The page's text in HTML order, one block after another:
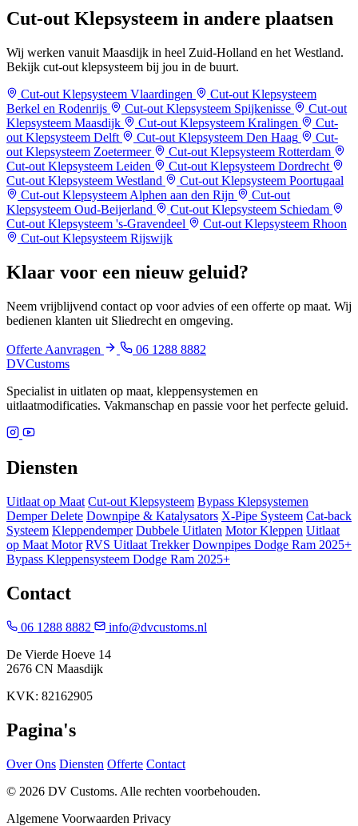
Cut-out Klepsysteem in andere plaatsen
Wij werken vanuit Maasdijk in heel Zuid-Holland en het Westland.
Bekijk cut-out klepsysteem bij jou in de buurt.
Cut-out Klepsysteem Vlaardingen
Cut-out Klepsysteem
Berkel en Rodenrijs
Cut-out Klepsysteem Spijkenisse
Cut-out
Klepsysteem Maasdijk
Cut-out Klepsysteem Kralingen
Cut-
out Klepsysteem Delft
Cut-out Klepsysteem Den Haag
Cut-
out Klepsysteem Zoetermeer
Cut-out Klepsysteem Rotterdam
Cut-out Klepsysteem Leiden
Cut-out Klepsysteem Dordrecht
Cut-out Klepsysteem Westland
Cut-out Klepsysteem Poortugaal
Cut-out Klepsysteem Alphen aan den Rijn
Cut-out
Klepsysteem Oud-Beijerland
Cut-out Klepsysteem Schiedam
Cut-out Klepsysteem 's-Gravendeel
Cut-out Klepsysteem Rhoon
Cut-out Klepsysteem Rijswijk
Klaar voor een nieuw geluid?
Neem vrijblijvend contact op voor advies of een offerte op maat. Wij
bedienen klanten uit Sliedrecht en omgeving.
Offerte Aanvragen
06 1288 8882
DVCustoms
Specialist in uitlaten op maat, kleppensystemen en
uitlaatmodificaties. Vakmanschap en passie voor het perfecte geluid.
Diensten
Uitlaat op Maat Cut-out Klepsysteem Bypass Klepsystemen
Demper Delete Downpipe & Katalysators X-Pipe Systeem Cat-back
Systeem Kleppendemper Dubbele Uitlaten Motor Kleppen Uitlaat
op Maat Motor RVS Uitlaat Trekker Downpipes Dodge Ram 2025+
Bypass Kleppensysteem Dodge Ram 2025+
Contact
06 1288 8882
info@dvcustoms.nl
De Vierde Hoeve 14
2676 CN Maasdijk
KVK: 82162905
Pagina's
Over Ons Diensten Offerte Contact
© 2026 DV Customs. Alle rechten voorbehouden.
Algemene Voorwaarden Privacy